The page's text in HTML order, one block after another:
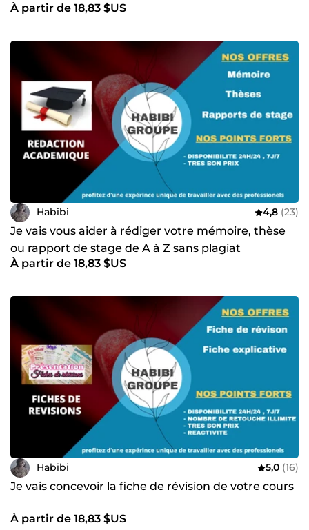
À partir de 18,83 $US
Habibi 4,8 (23)
Je vais vous aider à rédiger votre mémoire, thèse
ou rapport de stage de A à Z sans plagiat
À partir de 18,83 $US
Habibi 5,0 (16)
Je vais concevoir la fiche de révision de votre cours
À partir de 18,83 $US